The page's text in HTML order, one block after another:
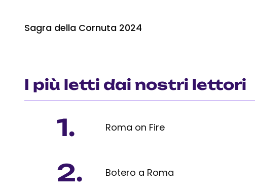
Sagra della Cornuta 2024
I più letti dai nostri lettori
1. Roma on Fire
2. Botero a Roma